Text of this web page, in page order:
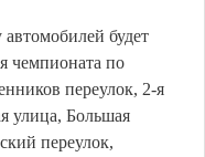
будет
чемпионата по
переулок, 2-я
улица, Большая
переулок,